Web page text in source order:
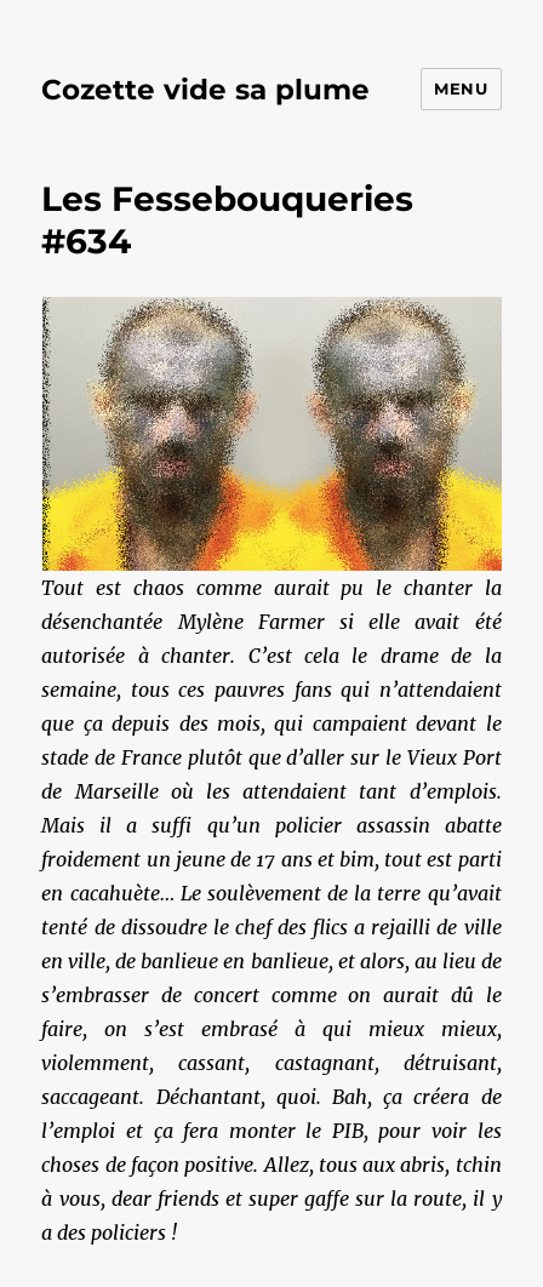
Cozette vide sa plume MENU
Les Fessebouqueries
#634
Tout est chaos comme aurait pu le chanter la
désenchantée Mylène Farmer si elle avait été
autorisée à chanter. C’est cela le drame de la
semaine, tous ces pauvres fans qui n’attendaient
que ça depuis des mois, qui campaient devant le
stade de France plutôt que d’aller sur le Vieux Port
de Marseille où les attendaient tant d’emplois.
Mais il a suffi qu’un policier assassin abatte
froidement un jeune de 17 ans et bim, tout est parti
en cacahuète… Le soulèvement de la terre qu’avait
tenté de dissoudre le chef des flics a rejailli de ville
en ville, de banlieue en banlieue, et alors, au lieu de
s’embrasser de concert comme on aurait dû le
faire, on s’est embrasé à qui mieux mieux,
violemment, cassant, castagnant, détruisant,
saccageant. Déchantant, quoi. Bah, ça créera de
l’emploi et ça fera monter le PIB, pour voir les
choses de façon positive. Allez, tous aux abris, tchin
à vous, dear friends et super gaffe sur la route, il y
a des policiers !